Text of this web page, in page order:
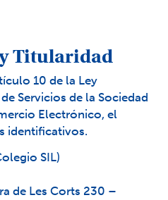
Titularidad
10 de la Ley
Servicios de la Sociedad
Electrónico, el
identificativos.
SIL)
de Les Corts 230 –